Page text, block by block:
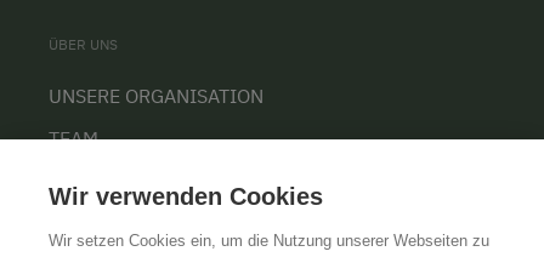
ÜBER UNS
UNSERE ORGANISATION
TEAM
Wir verwenden Cookies
Wir setzen Cookies ein, um die Nutzung unserer Webseiten zu